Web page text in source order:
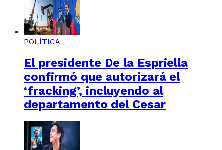
POLÍTICA
El presidente De la Espriella
confirmó que autorizará el
‘fracking’, incluyendo al
departamento del Cesar